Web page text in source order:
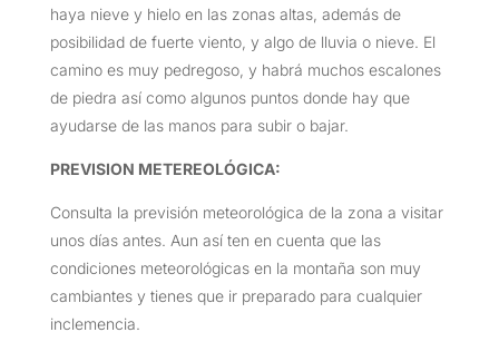
haya nieve y hielo en las zonas altas, además de
posibilidad de fuerte viento, y algo de lluvia o nieve. El
camino es muy pedregoso, y habrá muchos escalones
de piedra así como algunos puntos donde hay que
ayudarse de las manos para subir o bajar.
PREVISION METEREOLÓGICA:
Consulta la previsión meteorológica de la zona a visitar
unos días antes. Aun así ten en cuenta que las
condiciones meteorológicas en la montaña son muy
cambiantes y tienes que ir preparado para cualquier
inclemencia.